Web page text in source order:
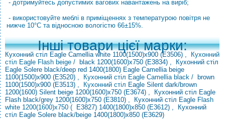
- дотримуйтесь допустимих вагових навантажень на виріб;
- використовуйте меблі в приміщеннях з температурою повітря не
нижче 10°С та відносною вологістю 66±15%.
Інші товари цієї марки:
Кухонний стіл Eagle Camellia white 1100(1500)х900 (E3506) , Кухонний
стіл Eagle Flash beige / black 1200(1600)х750 (E3834) , Кухонний стіл
Eagle Solere black/deep red 1400(1800) Eagle Camellia beige
1100(1500)х900 (E3520) , Кухонний стіл Eagle Camellia black /
brown
1100(1500)х900 (E3513) , Кухонний стіл Eagle Silent dark/brown
1200(1600) Silent beige 1200(1600)х750 (E3674) ,
Кухонний стіл Eagle
Flash black/grey 1200(1600)х750 (E3810) , Кухонний стіл Eagle Flash
white 1200(1600)х750 (
E3827) 1400(1800)х850 (E3612) ,
Кухонний
стіл Eagle Solere black/beige 1400(1800)х850 (E3629)